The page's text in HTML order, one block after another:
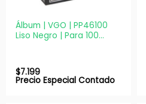
Álbum | VGO | PP46100
Liso Negro | Para 100
$7.199
Precio Especial Contado